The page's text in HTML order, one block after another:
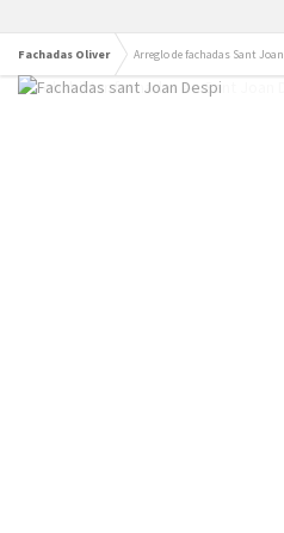
Fachadas Oliver Arreglo de fachadas Sant